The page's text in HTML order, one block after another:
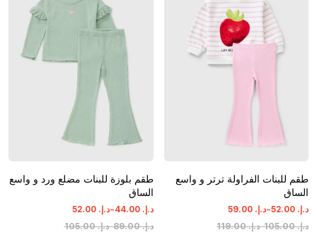
طقم للبنات الفراولة ترتر و واسع
الساق
د.إ. 52.00
-د.إ. 59.00
د.إ.‏
105.00
-د.إ.‏
119.00
طقم بلوزة للبنات مضلع ورد و واسع
الساق
د.إ. ‏
44.00
-د.إ. ‏
52.00
د.إ.‏
89.00
-د.إ.‏
105.00